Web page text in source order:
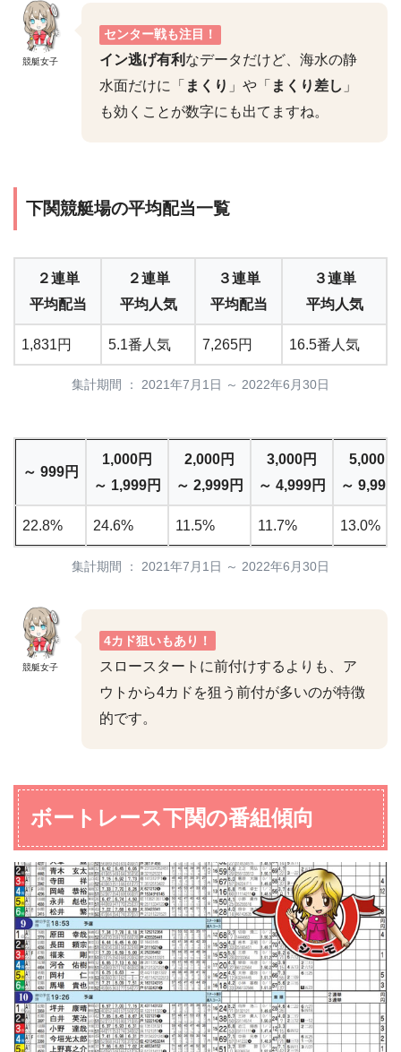
競艇女子
センター戦も注目！
イン逃げ有利 なデータだけど、海水の静
水面だけに「 まくり 」や「 まくり差し 」
も効くことが数字にも出てますね。
下関競艇場の平均配当一覧
２連単
平均配当
２連単
平均人気
３連単
平均配当
３連単
平均人気
1,831円 5.1番人気 7,265円 16.5番人気
集計期間 ： 2021年7月1日 ～ 2022年6月30日
～ 999円
1,000円
～ 1,999円
2,000円
～ 2,999円
3,000円
～ 4,999円
5,000円
～ 9,999
22.8% 24.6% 11.5% 11.7% 13.0%
集計期間 ： 2021年7月1日 ～ 2022年6月30日
競艇女子
4カド狙いもあり！
スロースタートに前付けするよりも、ア
ウトから4カドを狙う前付が多いのが特徴
的です。
ボートレース下関の番組傾向